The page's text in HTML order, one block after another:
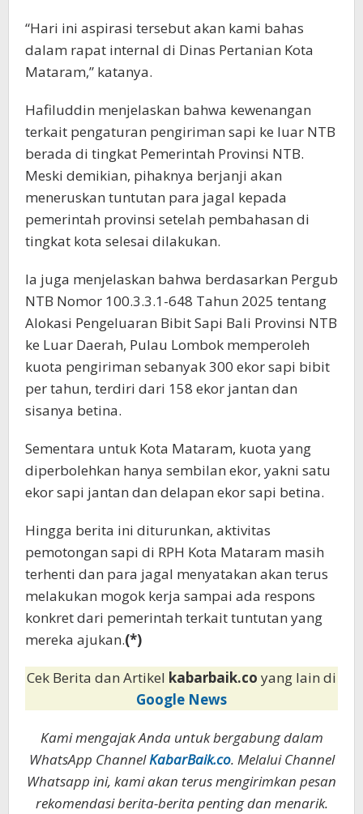
“Hari ini aspirasi tersebut akan kami bahas
dalam rapat internal di Dinas Pertanian Kota
Mataram,” katanya.
Hafiluddin menjelaskan bahwa kewenangan
terkait pengaturan pengiriman sapi ke luar NTB
berada di tingkat Pemerintah Provinsi NTB.
Meski demikian, pihaknya berjanji akan
meneruskan tuntutan para jagal kepada
pemerintah provinsi setelah pembahasan di
tingkat kota selesai dilakukan.
Ia juga menjelaskan bahwa berdasarkan Pergub
NTB Nomor 100.3.3.1-648 Tahun 2025 tentang
Alokasi Pengeluaran Bibit Sapi Bali Provinsi NTB
ke Luar Daerah, Pulau Lombok memperoleh
kuota pengiriman sebanyak 300 ekor sapi bibit
per tahun, terdiri dari 158 ekor jantan dan
sisanya betina.
Sementara untuk Kota Mataram, kuota yang
diperbolehkan hanya sembilan ekor, yakni satu
ekor sapi jantan dan delapan ekor sapi betina.
Hingga berita ini diturunkan, aktivitas
pemotongan sapi di RPH Kota Mataram masih
terhenti dan para jagal menyatakan akan terus
melakukan mogok kerja sampai ada respons
konkret dari pemerintah terkait tuntutan yang
mereka ajukan.(*)
Cek Berita dan Artikel kabarbaik.co yang lain di
Google News
Kami mengajak Anda untuk bergabung dalam
WhatsApp ChannelKabarBaik.co. Melalui Channel
Whatsapp ini, kami akan terus mengirimkan pesan
rekomendasi berita-berita penting dan menarik.